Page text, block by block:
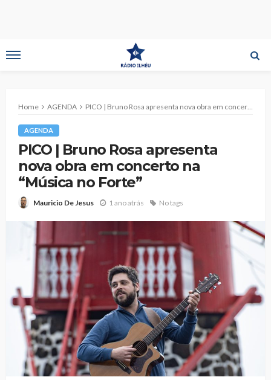
Home AGENDA PICO | Bruno Rosa apresenta nova obra em concerto na “Música no Forte”
AGENDA
PICO | Bruno Rosa apresenta
nova obra em concerto na
“Música no Forte”
Mauricio De Jesus 1 ano atrás No tags